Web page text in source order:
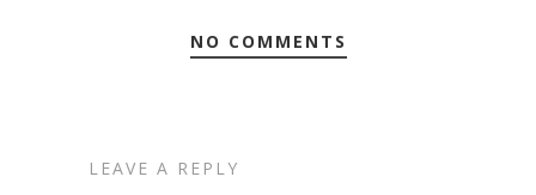
NO COMMENTS
LEAVE A REPLY